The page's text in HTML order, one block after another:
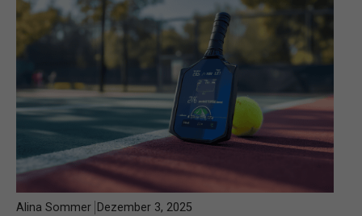
Alina Sommer Dezember 3, 2025